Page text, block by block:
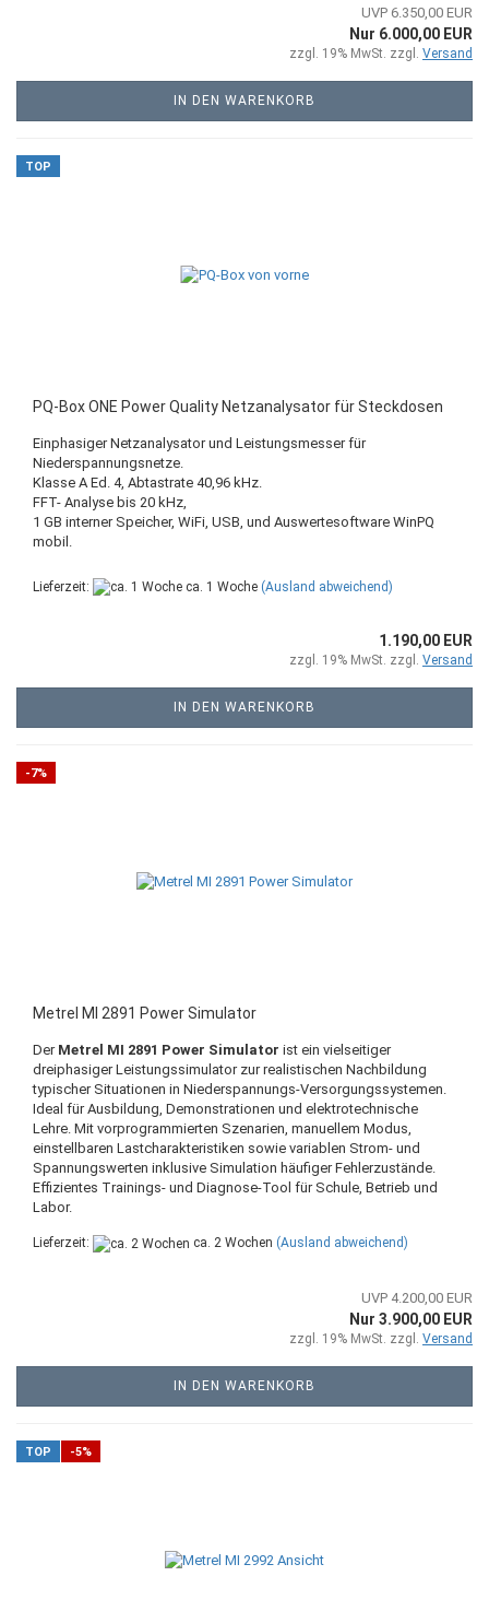
UVP 6.350,00 EUR
Nur 6.000,00 EUR
zzgl. 19% MwSt. zzgl. Versand
IN DEN WARENKORB
TOP
PQ-Box ONE Power Quality Netzanalysator für Steckdosen
Einphasiger Netzanalysator und Leistungsmesser für
Niederspannungsnetze.
Klasse A Ed. 4, Abtastrate 40,96 kHz.
FFT- Analyse bis 20 kHz,
1 GB interner Speicher, WiFi, USB, und Auswertesoftware WinPQ
mobil.
Lieferzeit: ca. 1 Woche (Ausland abweichend)
1.190,00 EUR
zzgl. 19% MwSt. zzgl. Versand
IN DEN WARENKORB
-7%
Metrel MI 2891 Power Simulator
Der Metrel MI 2891 Power Simulator ist ein vielseitiger
dreiphasiger Leistungssimulator zur realistischen Nachbildung
typischer Situationen in Niederspannungs-Versorgungssystemen.
Ideal für Ausbildung, Demonstrationen und elektrotechnische
Lehre. Mit vorprogrammierten Szenarien, manuellem Modus,
einstellbaren Lastcharakteristiken sowie variablen Strom- und
Spannungswerten inklusive Simulation häufiger Fehlerzustände.
Effizientes Trainings- und Diagnose-Tool für Schule, Betrieb und
Labor.
Lieferzeit: ca. 2 Wochen (Ausland abweichend)
UVP 4.200,00 EUR
Nur 3.900,00 EUR
zzgl. 19% MwSt. zzgl. Versand
IN DEN WARENKORB
TOP -5%